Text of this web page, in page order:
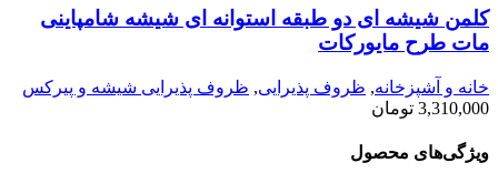
کلمن شیشه ای دو طبقه استوانه ای شیشه شامپاینی
مات طرح مایورکات
خانه و آشپزخانه, ظروف پذیرایی, ظروف پذیرایی شیشه و پیرکس
3,310,000 تومان
ویژگی‌های محصول